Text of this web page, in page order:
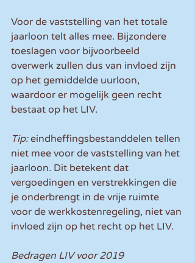
Voor de vaststelling van het totale
jaarloon telt alles mee. Bijzondere
toeslagen voor bijvoorbeeld
overwerk zullen dus van invloed zijn
op het gemiddelde uurloon,
waardoor er mogelijk geen recht
bestaat op het LIV.
Tip: eindheffingsbestanddelen tellen
niet mee voor de vaststelling van het
jaarloon. Dit betekent dat
vergoedingen en verstrekkingen die
je onderbrengt in de vrije ruimte
voor de werkkostenregeling, niet van
invloed zijn op het recht op het LIV.
Bedragen LIV voor 2019